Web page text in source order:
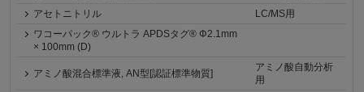
アセトニトリル
LC/MS用
ワコーパック® ウルトラ APDSタグ® Φ2.1mm
× 100mm (D)
アミノ酸混合標準液, AN型[認証標準物質]
アミノ酸自動分析
用